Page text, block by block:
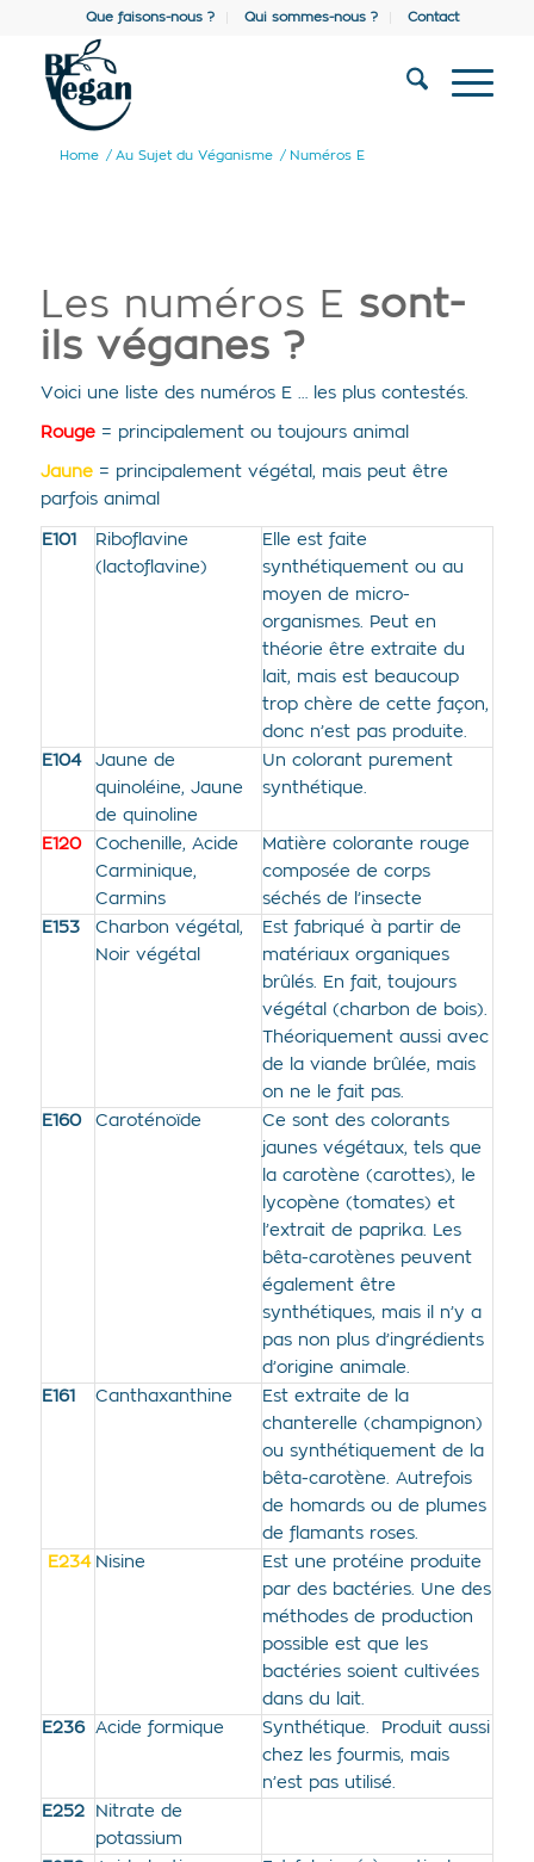
Que faisons-nous ? Qui sommes-nous ? Contact
Home / Au Sujet du Véganisme / Numéros E
Les numéros E sont-
ils véganes ?
Voici une liste des numéros E … les plus contestés.
Rouge= principalement ou toujours animal
Jaune= principalement végétal, mais peut être
parfois animal
E101
Riboflavine
(lactoflavine)
Elle est faite
synthétiquement ou au
moyen de micro-
organismes. Peut en
théorie être extraite du
lait, mais est beaucoup
trop chère de cette façon,
donc n’est pas produite.
E104
Jaune de
quinoléine, Jaune
de quinoline
Un colorant purement
synthétique.
E120
Cochenille, Acide
Carminique,
Carmins
Matière colorante rouge
composée de corps
séchés de l’insecte
E153
Charbon végétal,
Noir végétal
Est fabriqué à partir de
matériaux organiques
brûlés. En fait, toujours
végétal (charbon de bois).
Théoriquement aussi avec
de la viande brûlée, mais
on ne le fait pas.
E160
Caroténoïde
Ce sont des colorants
jaunes végétaux, tels que
la carotène (carottes), le
lycopène (tomates) et
l’extrait de paprika. Les
bêta-carotènes peuvent
également être
synthétiques, mais il n’y a
pas non plus d’ingrédients
d’origine animale.
E161
Canthaxanthine
Est extraite de la
chanterelle (champignon)
ou synthétiquement de la
bêta-carotène. Autrefois
de homards ou de plumes
de flamants roses.
E234 Nisine
Est une protéine produite
par des bactéries. Une des
méthodes de production
possible est que les
bactéries soient cultivées
dans du lait.
E236
Acide formique
Synthétique. Produit aussi
chez les fourmis, mais
n’est pas utilisé.
E252
Nitrate de
potassium